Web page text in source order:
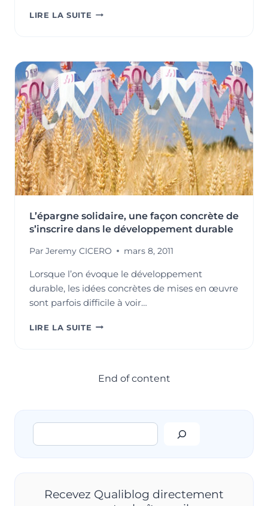
LIRE LA SUITE LE
(GNR)
:
POUR
UN
AIR
PLUS
PUR…
L’épargne solidaire, une façon concrète de
s’inscrire dans le développement durable
Par Jeremy CICERO mars 8, 2011
Lorsque l’on évoque le développement
durable, les idées concrètes de mises en œuvre
sont parfois difficile à voir…
LIRE LA SUITE L’ÉPARGNE
DE
DANS
DURABLE
End of content
Rechercher
Recevez Qualiblog directement